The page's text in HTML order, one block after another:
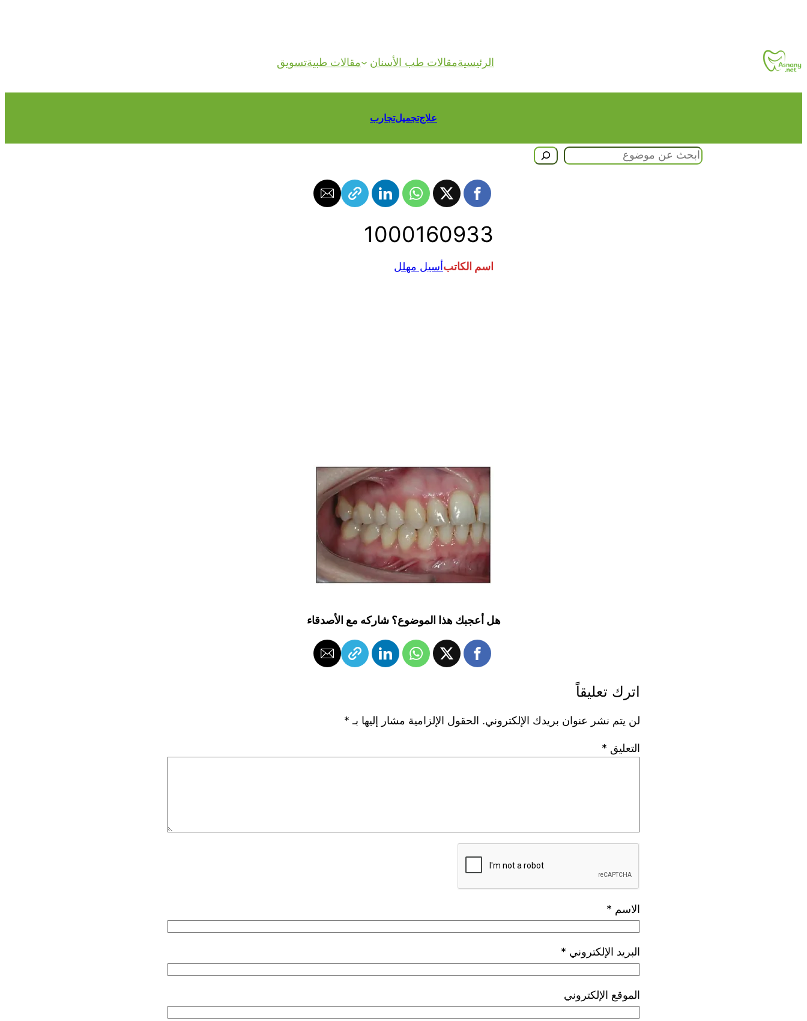
الرئيسيةمقالات طب الأسنان مقالات طبيةتسويق
علاجتجميلتجارب
1000160933
اسم الكاتبأسيل مهلل
هل أعجبك هذا الموضوع؟ شاركه مع الأصدقاء
اترك تعليقاً
لن يتم نشر عنوان بريدك الإلكتروني. الحقول الإلزامية مشار إليها بـ *
التعليق *
الاسم *
البريد الإلكتروني *
الموقع الإلكتروني